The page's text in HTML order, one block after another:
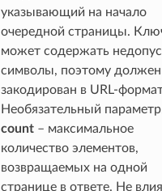
указывающий на начало
очередной страницы.
может содержать
символы, поэтому
закодирован в URL-
Необязательный
count– максимальное
количество элементов,
возвращаемых на одной
странице в ответе. Не